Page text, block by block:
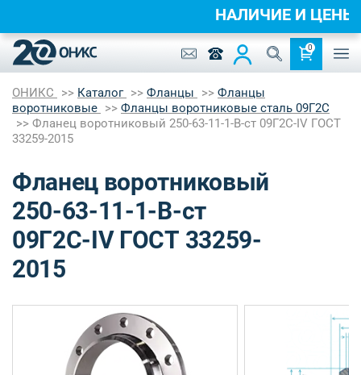
0
ОНИКС Каталог Фланцы
Фланцы
воротниковые
Фланцы воротниковые сталь 09Г2С
Фланец воротниковый 250-63-11-1-B-ст 09Г2С-IV ГОСТ
33259-2015
Фланец воротниковый
250-63-11-1-B-ст
09Г2С-IV ГОСТ 33259-
2015
НАЛИЧИЕ И